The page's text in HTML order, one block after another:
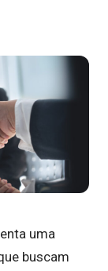
uma
buscam